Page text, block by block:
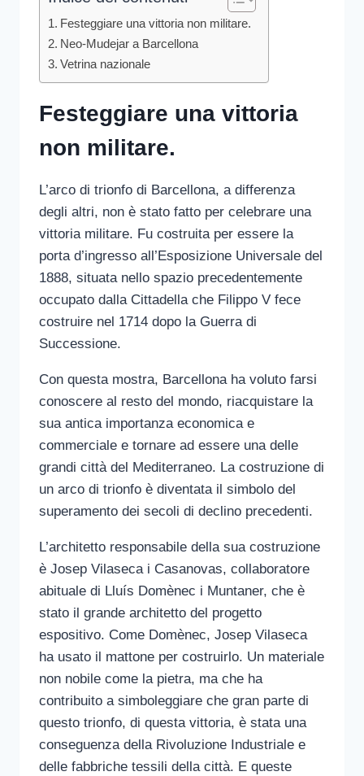
Festeggiare una vittoria non militare.
Neo-Mudejar a Barcellona
Vetrina nazionale
Festeggiare una vittoria
non militare.
L’arco di trionfo di Barcellona, a differenza
degli altri, non è stato fatto per celebrare una
vittoria militare. Fu costruita per essere la
porta d’ingresso all’Esposizione Universale del
1888, situata nello spazio precedentemente
occupato dalla Cittadella che Filippo V fece
costruire nel 1714 dopo la Guerra di
Successione.
Con questa mostra, Barcellona ha voluto farsi
conoscere al resto del mondo, riacquistare la
sua antica importanza economica e
commerciale e tornare ad essere una delle
grandi città del Mediterraneo. La costruzione di
un arco di trionfo è diventata il simbolo del
superamento dei secoli di declino precedenti.
L’architetto responsabile della sua costruzione
è Josep Vilaseca i Casanovas, collaboratore
abituale di Lluís Domènec i Muntaner, che è
stato il grande architetto del progetto
espositivo. Come Domènec, Josep Vilaseca
ha usato il mattone per costruirlo. Un materiale
non nobile come la pietra, ma che ha
contribuito a simboleggiare che gran parte di
questo trionfo, di questa vittoria, è stata una
conseguenza della Rivoluzione Industriale e
delle fabbriche tessili della città. E queste